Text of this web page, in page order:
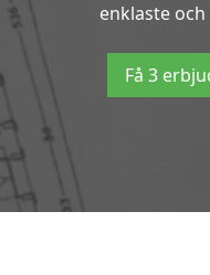
enklaste
Få 3